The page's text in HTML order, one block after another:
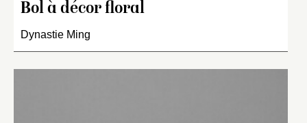
Bol à décor floral
Dynastie Ming